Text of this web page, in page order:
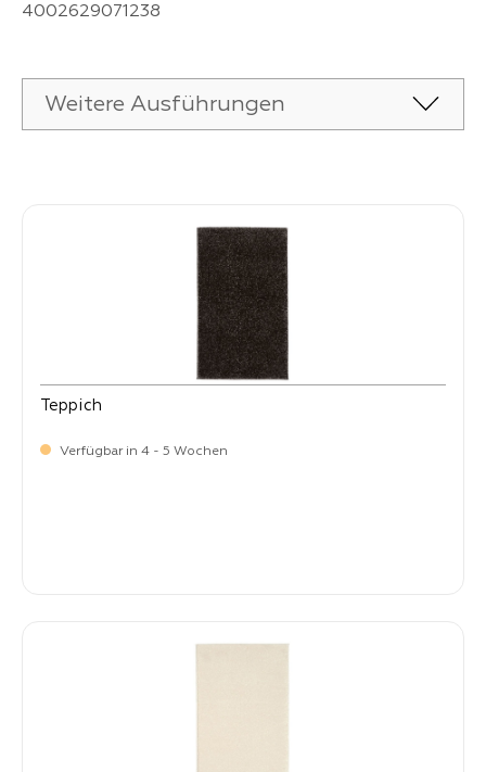
4002629071238
Weitere Ausführungen
Teppich
Verfügbar in 4 - 5 Wochen